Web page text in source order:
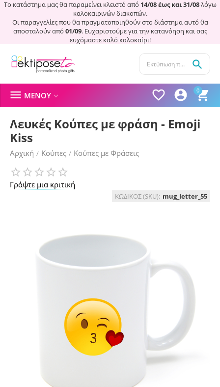
Το κατάστημα μας θα παραμείνει κλειστό από 14/08 έως και 31/08λόγω
καλοκαιρινών διακοπών.
Οι παραγγελίες που θα πραγματοποιηθούν στο διάστημα αυτό θα
αποσταλούν από 01/09. Ευχαριστούμε για την κατανόηση και σας
ευχόμαστε καλό καλοκαίρι!
0




 ΜΕΝΟΎ 
Λευκές Κούπες με φράση - Emoji
Kiss
Αρχική / Κούπες / Κούπες με Φράσεις
Γράψτε μια κριτική
ΚΩΔΙΚΟΣ (SKU): mug_letter_55